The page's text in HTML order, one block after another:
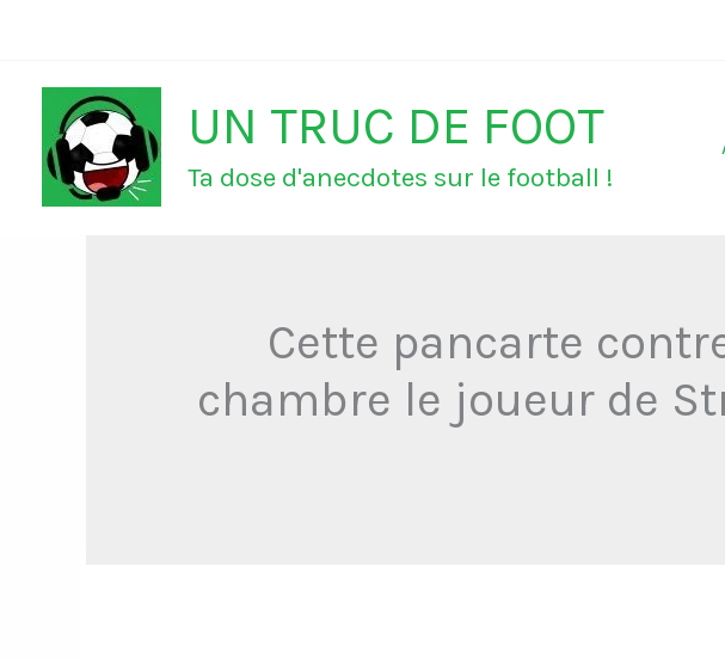
contenu
UN TRUC DE FOOT
Ta dose d'anecdotes sur le football !
Cette pancarte
chambre le joueur de